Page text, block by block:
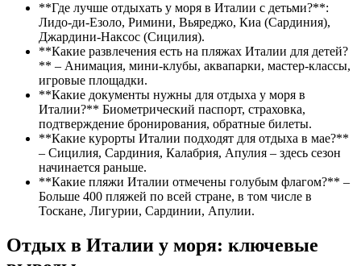
**Где лучше отдыхать у моря в Италии с детьми?**:
Лидо-ди-Езоло, Римини, Вьяреджо, Киа (Сардиния),
Джардини-Наксос (Сицилия).
**Какие развлечения есть на пляжах Италии для детей?
** – Анимация, мини-клубы, аквапарки, мастер-классы,
игровые площадки.
**Какие документы нужны для отдыха у моря в
Италии?** Биометрический паспорт, страховка,
подтверждение бронирования, обратные билеты.
**Какие курорты Италии подходят для отдыха в мае?**
– Сицилия, Сардиния, Калабрия, Апулия – здесь сезон
начинается раньше.
**Какие пляжи Италии отмечены голубым флагом?** –
Больше 400 пляжей по всей стране, в том числе в
Тоскане, Лигурии, Сардинии, Апулии.
Отдых в Италии у моря: ключевые